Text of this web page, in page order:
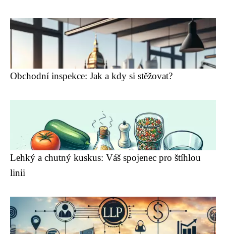
Obchodní inspekce: Jak a kdy si stěžovat?
Lehký a chutný kuskus: Váš spojenec pro štíhlou
linii